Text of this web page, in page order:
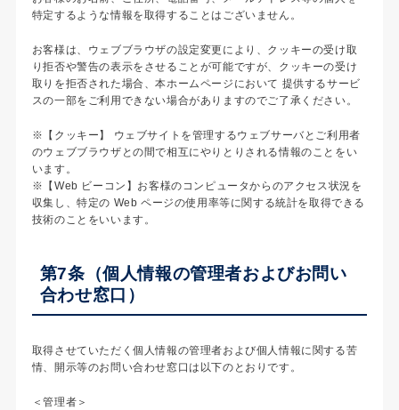
特定するような情報を取得することはございません。
お客様は、ウェブブラウザの設定変更により、クッキーの受け取
り拒否や警告の表示をさせることが可能ですが、クッキーの受け
取りを拒否された場合、本ホームページにおいて 提供するサービ
スの一部をご利用できない場合がありますのでご了承ください。
※【クッキー】 ウェブサイトを管理するウェブサーバとご利用者
のウェブブラウザとの間で相互にやりとりされる情報のことをい
います。
※【Web ビーコン】お客様のコンピュータからのアクセス状況を
収集し、特定の Web ページの使用率等に関する統計を取得できる
技術のことをいいます。
第7条（個人情報の管理者およびお問い
合わせ窓口）
取得させていただく個人情報の管理者および個人情報に関する苦
情、開示等のお問い合わせ窓口は以下のとおりです。
＜管理者＞